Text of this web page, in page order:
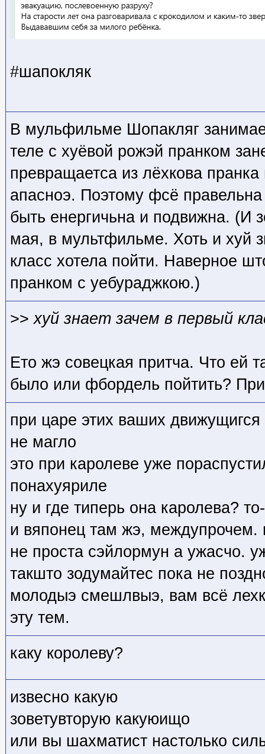
#шапокляк
В мульфильме Шопакляг
теле с хуёвой рожэй пранком
превращаетса из лёхкова
апасноэ. Поэтому фсё
быть енергичьна и подвижна. (И
мая, в мультфильме. Хоть и хуй
класс хотела пойти. Наверное
пранком с уебураджкою.)
>> хуй знает зачем в первый
Ето жэ совецкая притча. Что ей
было или фбордель пойтить?
при царе этих ваших
не магло
это при каролеве уже
понахуяриле
ну и где типерь она каролева?
и вяпонец там жэ, междупрочем.
не проста сэйлормун а ужасчо.
такшто зодумайтес пока не
молодыэ смешлвыэ, вам всё
эту тем.
каку королеву?
извесно какую
зоветувторую какуюищо
или вы шахматист настолько